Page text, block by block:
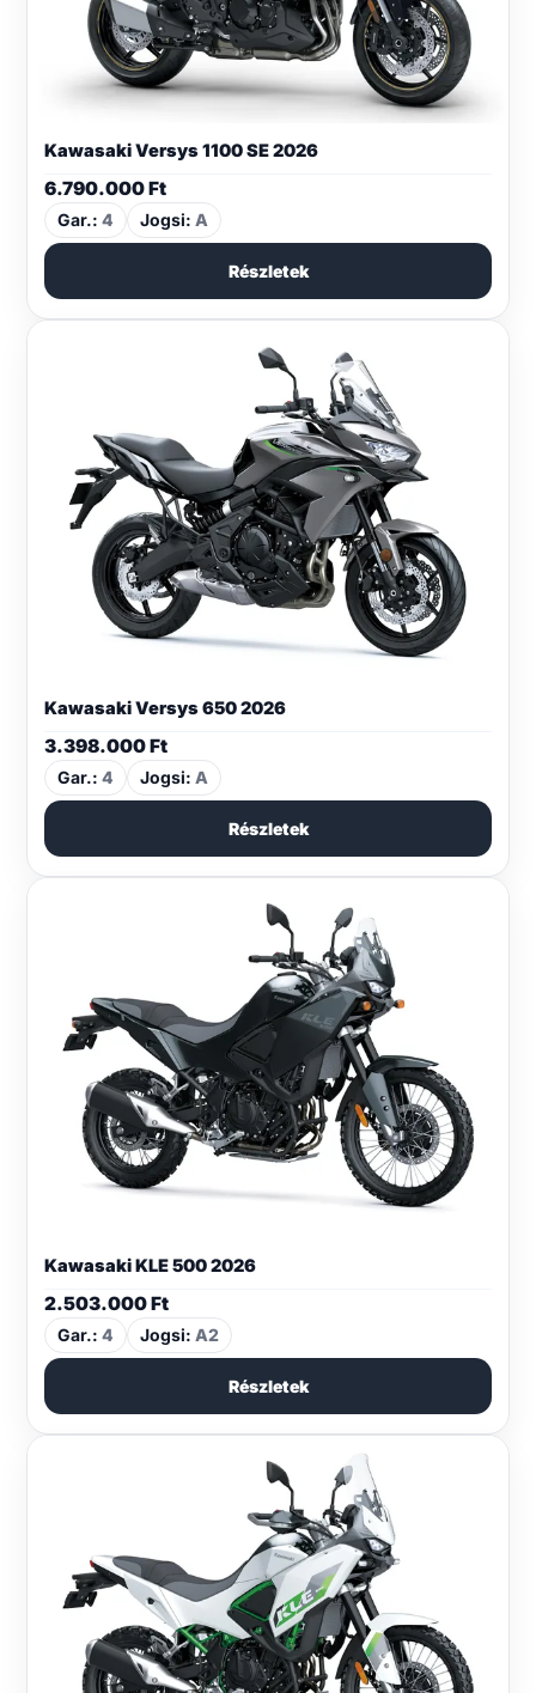
Kawasaki Versys 1100 SE 2026
6.790.000Ft
Gar.: 4 Jogsi: A
Részletek
Kawasaki Versys 650 2026
3.398.000Ft
Gar.: 4 Jogsi: A
Részletek
Kawasaki KLE 500 2026
2.503.000Ft
Gar.: 4 Jogsi: A2
Részletek